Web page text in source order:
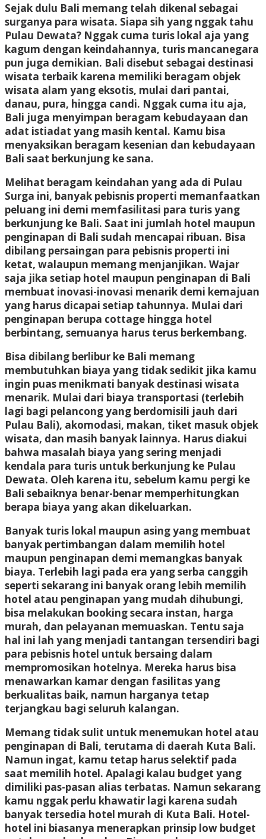
Sejak dulu Bali memang telah dikenal sebagai
surganya para wisata. Siapa sih yang nggak tahu
Pulau Dewata? Nggak cuma turis lokal aja yang
kagum dengan keindahannya, turis mancanegara
pun juga demikian. Bali disebut sebagai destinasi
wisata terbaik karena memiliki beragam objek
wisata alam yang eksotis, mulai dari pantai,
danau, pura, hingga candi. Nggak cuma itu aja,
Bali juga menyimpan beragam kebudayaan dan
adat istiadat yang masih kental. Kamu bisa
menyaksikan beragam kesenian dan kebudayaan
Bali saat berkunjung ke sana.
Melihat beragam keindahan yang ada di Pulau
Surga ini, banyak pebisnis properti memanfaatkan
peluang ini demi memfasilitasi para turis yang
berkunjung ke Bali. Saat ini jumlah hotel maupun
penginapan di Bali sudah mencapai ribuan. Bisa
dibilang persaingan para pebisnis properti ini
ketat, walaupun memang menjanjikan. Wajar
saja jika setiap hotel maupun penginapan di Bali
membuat inovasi-inovasi menarik demi kemajuan
yang harus dicapai setiap tahunnya. Mulai dari
penginapan berupa cottage hingga hotel
berbintang, semuanya harus terus berkembang.
Bisa dibilang berlibur ke Bali memang
membutuhkan biaya yang tidak sedikit jika kamu
ingin puas menikmati banyak destinasi wisata
menarik. Mulai dari biaya transportasi (terlebih
lagi bagi pelancong yang berdomisili jauh dari
Pulau Bali), akomodasi, makan, tiket masuk objek
wisata, dan masih banyak lainnya. Harus diakui
bahwa masalah biaya yang sering menjadi
kendala para turis untuk berkunjung ke Pulau
Dewata. Oleh karena itu, sebelum kamu pergi ke
Bali sebaiknya benar-benar memperhitungkan
berapa biaya yang akan dikeluarkan.
Banyak turis lokal maupun asing yang membuat
banyak pertimbangan dalam memilih hotel
maupun penginapan demi memangkas banyak
biaya. Terlebih lagi pada era yang serba canggih
seperti sekarang ini banyak orang lebih memilih
hotel atau penginapan yang mudah dihubungi,
bisa melakukan booking secara instan, harga
murah, dan pelayanan memuaskan. Tentu saja
hal ini lah yang menjadi tantangan tersendiri bagi
para pebisnis hotel untuk bersaing dalam
mempromosikan hotelnya. Mereka harus bisa
menawarkan kamar dengan fasilitas yang
berkualitas baik, namun harganya tetap
terjangkau bagi seluruh kalangan.
Memang tidak sulit untuk menemukan hotel atau
penginapan di Bali, terutama di daerah Kuta Bali.
Namun ingat, kamu tetap harus selektif pada
saat memilih hotel. Apalagi kalau budget yang
dimiliki pas-pasan alias terbatas. Namun sekarang
kamu nggak perlu khawatir lagi karena sudah
banyak tersedia hotel murah di Kuta Bali. Hotel-
hotel ini biasanya menerapkan prinsip low budget